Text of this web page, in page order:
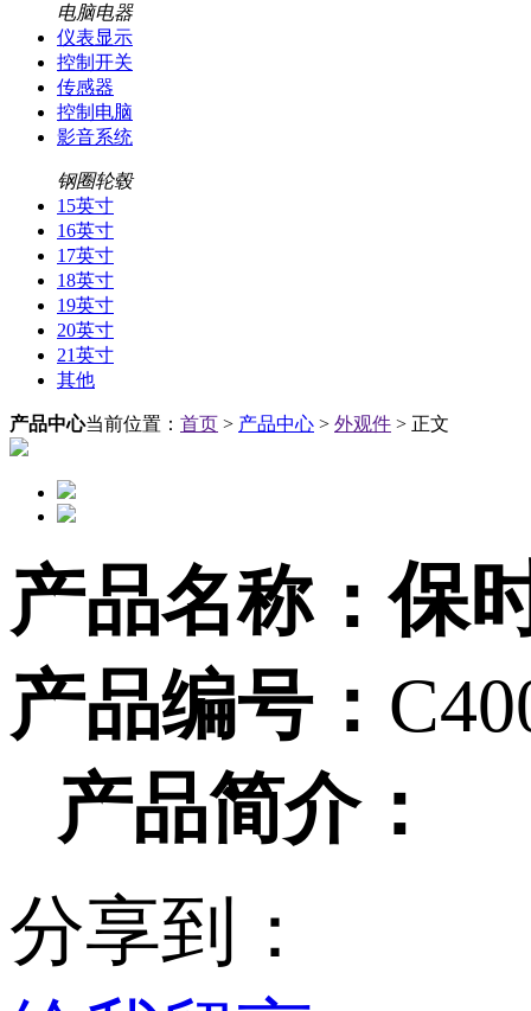
电脑电器
仪表显示
控制开关
传感器
控制电脑
影音系统
钢圈轮毂
15英寸
16英寸
17英寸
18英寸
19英寸
20英寸
21英寸
其他
产品中心当前位置： 首页 > 产品中心 > 外观件 > 正文
产品名称：保
产品编号：
产品简介：
分享到：